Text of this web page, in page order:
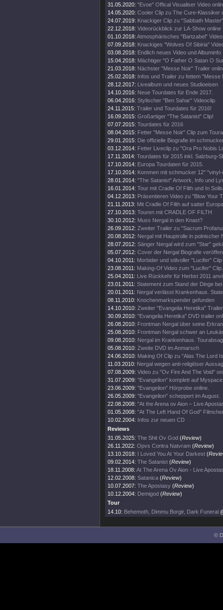
31.05.2020: "Evoe" Offical Visualiser Video
14.05.2020: Cooler Clip zu The Cure-Klassiker
24.07.2019: Knackiger Clip zu "Sabbath Master"
22.12.2018: Videorückblick zur LA-Show online
01.10.2018: Atmosphärisches "Bartzabel" Video
07.09.2018: Knackiges "Wolves Of Sibiria"
03.08.2018: Endlich neues Video und Albuminfo
15.04.2018: Mächtiger "O Father O Satan O
21.03.2018: Nächster "Messe Noir" Trailer
25.02.2018: Infos und Trailer zu fettem "Messe
28.12.2017: Livealbum und neues Studioeisen
14.10.2016: Neue Tourdates für Ende 2017.
06.04.2016: Stylischer "Ben Sahar" Videoclip.
24.11.2015: Trailer und Tourdates für 2016!
16.09.2015: Großartiger "The Satanist" Clip!
07.07.2015: Tourdates für 2016
08.04.2015: Fetter "Messe Noir" Clip zum
29.01.2015: Die offizielle Biografie im
03.12.2014: Fetter Liveclip zu "Ora Pro Nobis
17.11.2014: Tourdates für 2015 inkl. Salzburg-
17.10.2014: Europa Tourdaten für 2015.
17.10.2014: Kommen mit schmucker 12" "vinyl-
28.01.2014: "The Satanist" Artwork, Info und
16.01.2014: Tour mit Cradle Of Filth und In
04.12.2013: Präsentieren Video zu "Blow Your
21.11.2013: Mit Cradle Of Filth auf satter
27.10.2013: Touren mit CRADLE OF FILTH
30.10.2012: Muss Nergal in den Knast?
26.09.2012: Zweiter Trailer zu "Sacrum
20.08.2012: Nergal mit Hauptrolle in polnischer
28.07.2012: Sänger Nergal wird zum "Star"
05.07.2012: Cover der Nergal Biografie
04.10.2011: Morbider und stilvoller "Lucifer" Clip
23.08.2011: Making-Of Video zum "Lucifer" Clip.
25.04.2011: Live Rückkehr für Herbst 2011
23.01.2011: Statement zum Stand der Dinge
20.01.2011: Nergal verlässt Krankenhaus.
08.11.2010: Knochenmarkspender gefunden
14.10.2010: Zweiter "Evangelia Heretika"
30.09.2010: "Evangelia Heretika" DVD trailer
26.08.2010: Frontman Nergal über seine
25.08.2010: Frontman Nergal schwer an
09.08.2010: Nergal im Krankenhaus.
05.08.2010: Zweite DVD im Anmarsch
24.06.2010: Making Of Clip zu "Alas The Lord
11.03.2010: Nergal wegen anti-religiöser
07.08.2009: Video zu "Ov Fire And The Void"
31.07.2009: "Evangelion" komplett auf
23.06.2009: "Evangelion" Hörprobe online.
26.05.2009: "Evangelion" scheppert im August.
22.08.2008: "At the Arena ov Aion – Live
01.05.2008: "At The Left Hand Of God"
10.02.2004: Infos zur neuen CD
Reviews
31.05.2025: The Shit Ov God (Review)
26.11.2022: Opvs Contra Natvram (Review)
13.10.2018: I Loved You At Your Darkest (
09.02.2014: The Satanist (Review)
18.11.2008: At The Arena Ov Aion - Live
12.02.2008: Satanica (Review)
10.07.2007: The Apostasy (Review)
10.12.2004: Demigod (Review)
Tour
14.10: Behemoth, Dimmu Borgir, Dark Funeral
©